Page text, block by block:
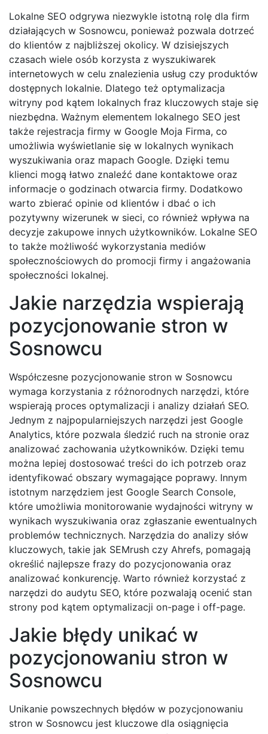
Lokalne SEO odgrywa niezwykle istotną rolę dla firm
działających w Sosnowcu, ponieważ pozwala dotrzeć
do klientów z najbliższej okolicy. W dzisiejszych
czasach wiele osób korzysta z wyszukiwarek
internetowych w celu znalezienia usług czy produktów
dostępnych lokalnie. Dlatego też optymalizacja
witryny pod kątem lokalnych fraz kluczowych staje się
niezbędna. Ważnym elementem lokalnego SEO jest
także rejestracja firmy w Google Moja Firma, co
umożliwia wyświetlanie się w lokalnych wynikach
wyszukiwania oraz mapach Google. Dzięki temu
klienci mogą łatwo znaleźć dane kontaktowe oraz
informacje o godzinach otwarcia firmy. Dodatkowo
warto zbierać opinie od klientów i dbać o ich
pozytywny wizerunek w sieci, co również wpływa na
decyzje zakupowe innych użytkowników. Lokalne SEO
to także możliwość wykorzystania mediów
społecznościowych do promocji firmy i angażowania
społeczności lokalnej.
Jakie narzędzia wspierają
pozycjonowanie stron w
Sosnowcu
Współczesne pozycjonowanie stron w Sosnowcu
wymaga korzystania z różnorodnych narzędzi, które
wspierają proces optymalizacji i analizy działań SEO.
Jednym z najpopularniejszych narzędzi jest Google
Analytics, które pozwala śledzić ruch na stronie oraz
analizować zachowania użytkowników. Dzięki temu
można lepiej dostosować treści do ich potrzeb oraz
identyfikować obszary wymagające poprawy. Innym
istotnym narzędziem jest Google Search Console,
które umożliwia monitorowanie wydajności witryny w
wynikach wyszukiwania oraz zgłaszanie ewentualnych
problemów technicznych. Narzędzia do analizy słów
kluczowych, takie jak SEMrush czy Ahrefs, pomagają
określić najlepsze frazy do pozycjonowania oraz
analizować konkurencję. Warto również korzystać z
narzędzi do audytu SEO, które pozwalają ocenić stan
strony pod kątem optymalizacji on-page i off-page.
Jakie błędy unikać w
pozycjonowaniu stron w
Sosnowcu
Unikanie powszechnych błędów w pozycjonowaniu
stron w Sosnowcu jest kluczowe dla osiągnięcia